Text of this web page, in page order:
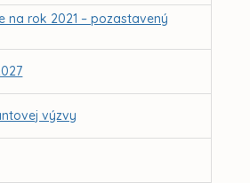
na rok 2021 – pozastavený
výzvy